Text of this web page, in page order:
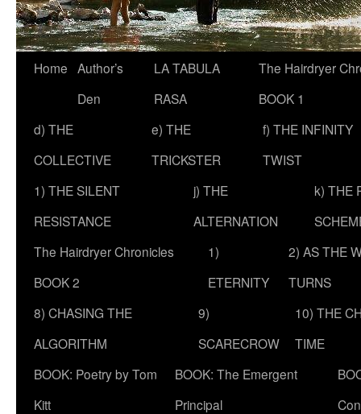
Skip
content
Home Author’s
Den
LA TABULA
RASA
The Hairdryer
BOOK 1
d) THE
COLLECTIVE
e) THE
TRICKSTER
f) THE INFINITY
TWIST
1) THE SILENT
RESISTANCE
j) THE
ALTERNATION
k) THE
The Hairdryer Chronicles
BOOK 2
1)
ETERNITY
2) AS THE
TURNS
8) CHASING THE
ALGORITHM
9)
SCARECROW
10) THE
TIME
BOOK: Poetry by Tom
Kitt
BOOK: The Emergent
Principal